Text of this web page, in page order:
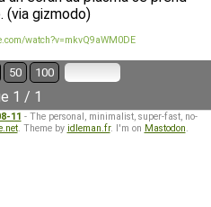
(via gizmodo)
watch?v=mkvQ9aWM0DE
50 100
1 / 1
11 - The personal, minimalist, super-fast, no-
. Theme by idleman.fr. I'm on Mastodon.